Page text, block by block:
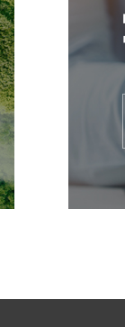
양성을 목적으로
일 우크라이나
건을 위한
이나 에너지
에너지클러스터
업체와 공동으로
이우주(州)
사업에 참여하고
로비치 킴(Vitaliy